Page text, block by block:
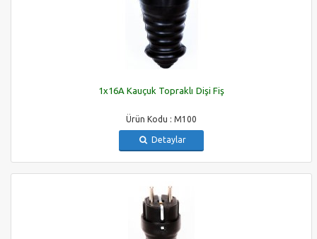
1x16A Kauçuk Topraklı Dişi Fiş
Ürün Kodu : M100
Detaylar